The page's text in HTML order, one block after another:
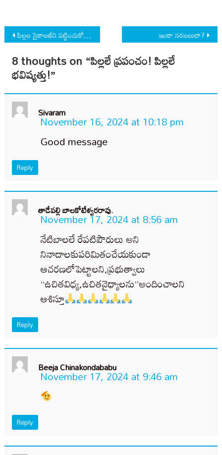
Post
navigation
పిల్లల సైకాలజీని పట్టించుకోని బోధన ఇంకా నరబలులా?
8 thoughts on “పిల్లలే ప్రపంచం! పిల్లలే
భవిష్యత్తు!”
Sivaram
November 16, 2024 at 10:18 pm
Good message
Reply
తాడేపల్లి బాలకోటేళ్వరరావు.
November 17, 2024 at 8:56 am
నేటిబాలలే రేపటిపౌరులు అని
నినాదాలకుపరిమితంచేయకుండా
ఆచరణలోపెట్టాలని,ప్రభుత్వాలు
“ఉచితవిధ్య,ఉచితవైధ్యాలను”అందించాలని
ఆశిస్తూ
Reply
Beeja Chinakondababu
November 17, 2024 at 9:46 am
Reply